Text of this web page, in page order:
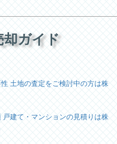
ガイド
土地の査定をご検討中の方は株
戸建て・マンションの見積りは株